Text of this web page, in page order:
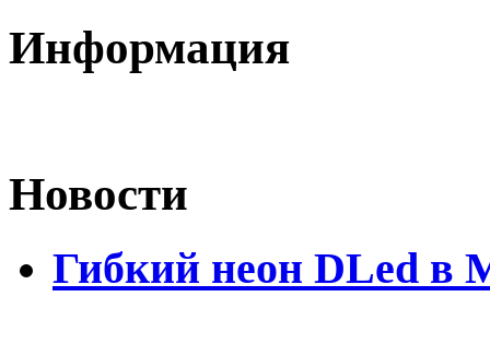
Информация
Новости
Гибкий неон DLed в